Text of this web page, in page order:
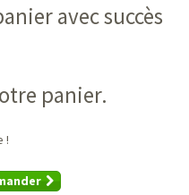
avec succès
panier.
!